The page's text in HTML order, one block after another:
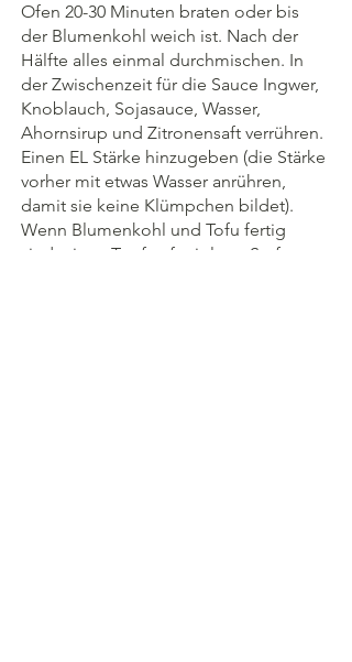
Ofen 20-30 Minuten braten oder bis
der Blumenkohl weich ist. Nach der
Hälfte alles einmal durchmischen. In
der Zwischenzeit für die Sauce Ingwer,
Knoblauch, Sojasauce, Wasser,
Ahornsirup und Zitronensaft verrühren.
Einen EL Stärke hinzugeben (die Stärke
vorher mit etwas Wasser anrühren,
damit sie keine Klümpchen bildet).
Wenn Blumenkohl und Tofu fertig
sind, einen Topf auf mittlerer Stufe